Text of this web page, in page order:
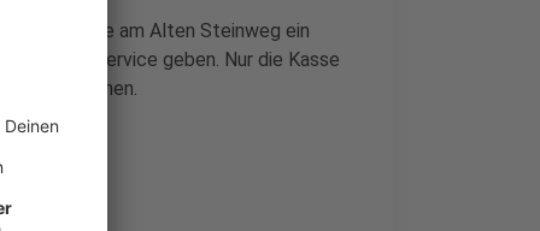
Nähe am Alten Steinweg ein
SB-Service geben. Nur die Kasse
umziehen.